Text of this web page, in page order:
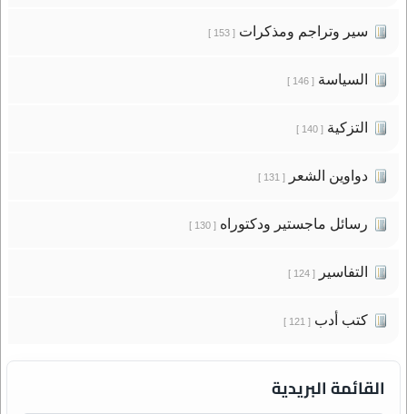
سير وتراجم ومذكرات[ 153 ]
السياسة[ 146 ]
التزكية[ 140 ]
دواوين الشعر[ 131 ]
رسائل ماجستير ودكتوراه[ 130 ]
التفاسير[ 124 ]
كتب أدب[ 121 ]
القائمة البريدية